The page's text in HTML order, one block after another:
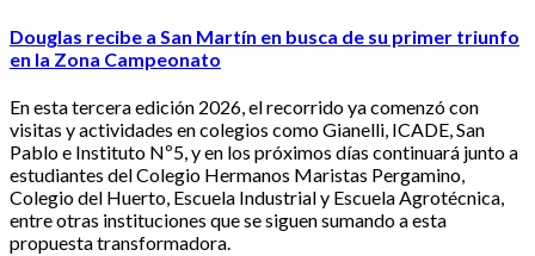
Douglas recibe a San Martín en busca de su primer triunfo
en la Zona Campeonato
En esta tercera edición 2026, el recorrido ya comenzó con
visitas y actividades en colegios como Gianelli, ICADE, San
Pablo e Instituto Nº5, y en los próximos días continuará junto a
estudiantes del Colegio Hermanos Maristas Pergamino,
Colegio del Huerto, Escuela Industrial y Escuela Agrotécnica,
entre otras instituciones que se siguen sumando a esta
propuesta transformadora.